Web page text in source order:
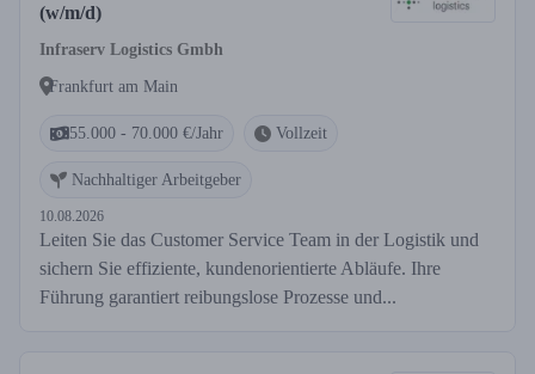
(w/m/d)
Infraserv Logistics Gmbh
Frankfurt am Main
55.000 - 70.000 €/Jahr Vollzeit
Nachhaltiger Arbeitgeber
10.08.2026
Leiten Sie das Customer Service Team in der Logistik und
sichern Sie effiziente, kundenorientierte Abläufe. Ihre
Führung garantiert reibungslose Prozesse und...